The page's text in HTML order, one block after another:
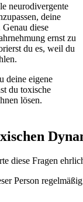
neurodivergente
deine
diese
ernst zu
du es, weil du
deine eigene
du toxische
lösen.
diese Fragen
Person regelmäßig